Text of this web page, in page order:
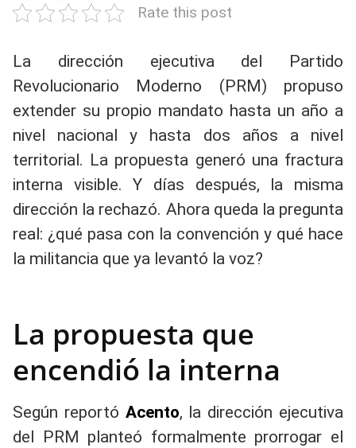
Rate this post
La dirección ejecutiva del Partido
Revolucionario Moderno (PRM) propuso
extender su propio mandato hasta un año a
nivel nacional y hasta dos años a nivel
territorial. La propuesta generó una fractura
interna visible. Y días después, la misma
dirección la rechazó. Ahora queda la pregunta
real: ¿qué pasa con la convención y qué hace
la militancia que ya levantó la voz?
La propuesta que
encendió la interna
Según reportó Acento, la dirección ejecutiva
del PRM planteó formalmente prorrogar el